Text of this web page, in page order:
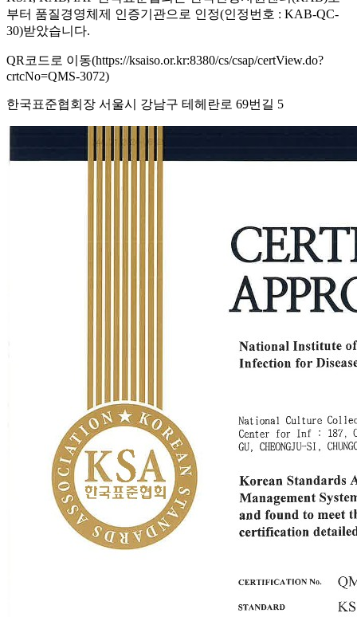
부터 품질경영체제 인증기관으로 인정(인정번호 : KAB-QC-
30)받았습니다.
QR코드로 이동(https://ksaiso.or.kr:8380/cs/csap/certView.do?
crtcNo=QMS-3072)
한국표준협회장 서울시 강남구 테헤란로 69번길 5